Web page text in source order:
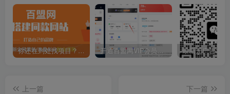
你还在到处找项目？还在当韭菜？我靠卖项目一个月收入5万+，曾经我也是个失败者。 开通百盟网VIP会员，尊享全站资源免费下载，享70%的推广提成！！【限时五折优惠】
上一篇
下一篇